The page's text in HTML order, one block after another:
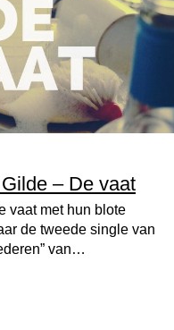
– De vaat
vaat met hun blote
de tweede single van
van…